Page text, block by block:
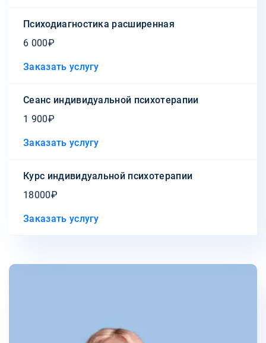
Психодиагностика расширенная
6 000₽
Заказать услугу
Сеанс индивидуальной психотерапии
1 900₽
Заказать услугу
Курс индивидуальной психотерапии
18000₽
Заказать услугу